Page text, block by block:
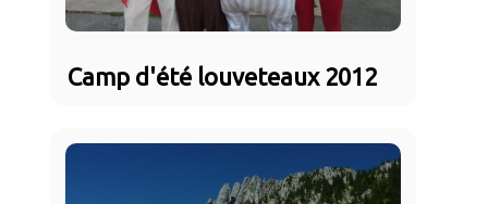
Camp d'été louveteaux 2012